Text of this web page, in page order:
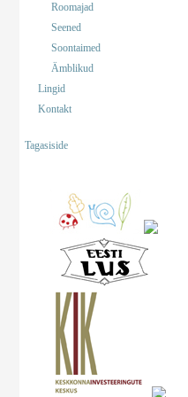
Roomajad
Seened
Soontaimed
Ämblikud
Lingid
Kontakt
Tagasiside